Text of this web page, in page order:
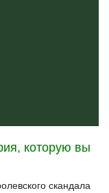
которую вы
скандала